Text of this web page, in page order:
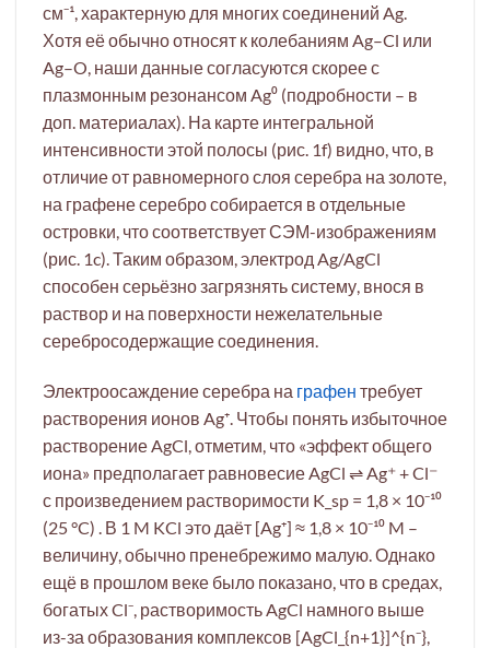
см⁻¹, характерную для многих соединений Ag.
Хотя её обычно относят к колебаниям Ag–Cl или
Ag–O, наши данные согласуются скорее с
плазмонным резонансом Ag⁰ (подробности – в
доп. материалах). На карте интегральной
интенсивности этой полосы (рис. 1f) видно, что, в
отличие от равномерного слоя серебра на золоте,
на графене серебро собирается в отдельные
островки, что соответствует СЭМ-изображениям
(рис. 1c). Таким образом, электрод Ag/AgCl
способен серьёзно загрязнять систему, внося в
раствор и на поверхности нежелательные
серебросодержащие соединения.
Электроосаждение серебра на графен требует
растворения ионов Ag⁺. Чтобы понять избыточное
растворение AgCl, отметим, что «эффект общего
иона» предполагает равновесие AgCl ⇌ Ag⁺ + Cl⁻
с произведением растворимости K_sp = 1,8 × 10⁻¹⁰
(25 °C) . В 1 M KCl это даёт [Ag⁺] ≈ 1,8 × 10⁻¹⁰ M –
величину, обычно пренебрежимо малую. Однако
ещё в прошлом веке было показано, что в средах,
богатых Cl⁻, растворимость AgCl намного выше
из-за образования комплексов [AgCl_{n+1}]^{n⁻},